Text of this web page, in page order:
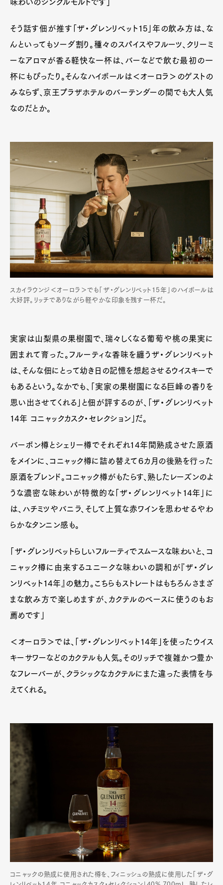
Art&DesignWatch Fashion
Product Culture Lifestyle
Official Columnist
About
Pen Meet
Pen international
味わいのシングルモルトです」
そう話す佃が推す「ザ・グレンリベット15」年の飲み方は、な
んといってもソーダ割り。種々のスパイスやフルーツ、クリーミ
ーなアロマが香る軽快な一杯は、バーなどで飲む最初の一
杯にもぴったり。そんなハイボールは＜オーロラ＞のゲストの
みならず、京王プラザホテルのバーテンダーの間でも大人気
なのだとか。
スカイラウンジ＜オーロラ＞でも「ザ・グレンリベット15年」のハイボールは
大好評。リッチでありながら軽やかな印象を残す一杯だ。
実家は山梨県の果樹園で、瑞々しくなる葡萄や桃の果実に
囲まれて育った。フルーティな香味を纏うザ・グレンリベット
は、そんな佃にとって幼き日の記憶を想起させるウイスキーで
もあるという。なかでも、「実家の果樹園になる巨峰の香りを
思い出させてくれる」と佃が評するのが、「ザ・グレンリベット
14年 コニャックカスク・セレクション」だ。
バーボン樽とシェリー樽でそれぞれ14年間熟成させた原酒
をメインに、コニャック樽に詰め替えて６カ月の後熟を行った
原酒をブレンド。コニャック樽がもたらす、熟したレーズンのよ
うな濃密な味わいが特徴的な「ザ・グレンリベット14年」に
は、ハチミツやバニラ、そして上質な赤ワインを思わせるやわ
らかなタンニン感も。
「ザ・グレンリベットらしいフルーティでスムースな味わいと、コ
ニャック樽に由来するユニークな味わいの調和が『ザ・グレ
ンリベット14年』の魅力。こちらもストレートはもちろんさまざ
まな飲み方で楽しめますが、カクテルのベースに使うのもお
薦めです」
＜オーロラ＞では、「ザ・グレンリベット14年」を使ったウイス
キーサワーなどのカクテルも人気。そのリッチで複雑かつ豊か
なフレーバーが、クラシックなカクテルにまた違った表情を与
えてくれる。
コニャックの熟成に使用された樽を、フィニッシュの熟成に使用した「ザ・グ